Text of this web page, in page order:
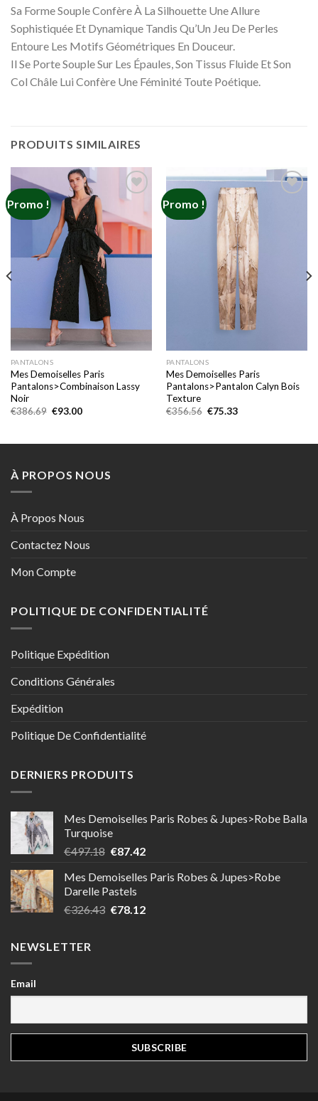
Sa Forme Souple Confère À La Silhouette Une Allure
Sophistiquée Et Dynamique Tandis Qu’Un Jeu De Perles
Entoure Les Motifs Géométriques En Douceur.
Il Se Porte Souple Sur Les Épaules, Son Tissus Fluide Et Son
Col Châle Lui Confère Une Féminité Toute Poétique.
PRODUITS SIMILAIRES
Promo !
Add to
wishlist
PANTALONS
Mes Demoiselles Paris
Pantalons>Combinaison Lassy
Noir
€386.69 Le
€386.69.
€93.00Le
€93.00.
Promo !
PANTALONS
Mes Demoiselles Paris
Pantalons>Pantalon Calyn Bois
Texture
€356.56 Le
€356.56.
€75.33Le
€75.33.
À PROPOS NOUS
À Propos Nous
Contactez Nous
Mon Compte
POLITIQUE DE CONFIDENTIALITÉ
Politique Expédition
Conditions Générales
Expédition
Politique De Confidentialité
DERNIERS PRODUITS
Mes Demoiselles Paris Robes & Jupes>Robe Balla
Turquoise
€497.18 Le
initial
était :
€497.18.
€87.42Le
actuel
€87.42.
Mes Demoiselles Paris Robes & Jupes>Robe
Darelle Pastels
€326.43 Le
€78.12Le
NEWSLETTER
Email